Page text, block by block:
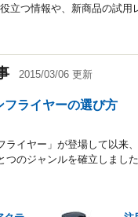
立つ情報や、新商品の試用
2015/03/06 更新
フライヤーの選び方
ライヤー」が登場して以来
つのジャンルを確立しまし